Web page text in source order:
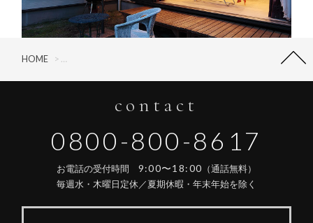
HOME > Vol.61「家づくりのレシピ 〜Hobby Space part2〜」
contact
0800-800-8617
お電話の受付時間 9:00〜18:00 （通話無料）
毎週水・木曜日定休／夏期休暇・年末年始を除く